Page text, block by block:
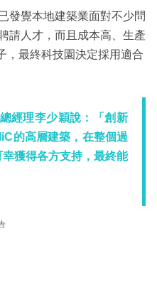
發覺本地建築業面對不少問
請人才，而且成本高、生產
，最終科技園決定採用適合
經理李少穎說：「創新
的高層建築，在整個過
獲得各方支持，最終能